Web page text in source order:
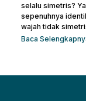
selalu simetris?
sepenuhnya
wajah tidak
memengaruhi
Baca